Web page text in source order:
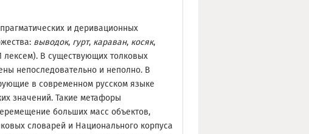
и деривационных
выводок, гурт, караван, косяк,
лексем). В существующих толковых
непоследовательно и неполно. В
в современном русском языке
значений. Такие метафоры
больших масс объектов,
словарей и Национального корпуса